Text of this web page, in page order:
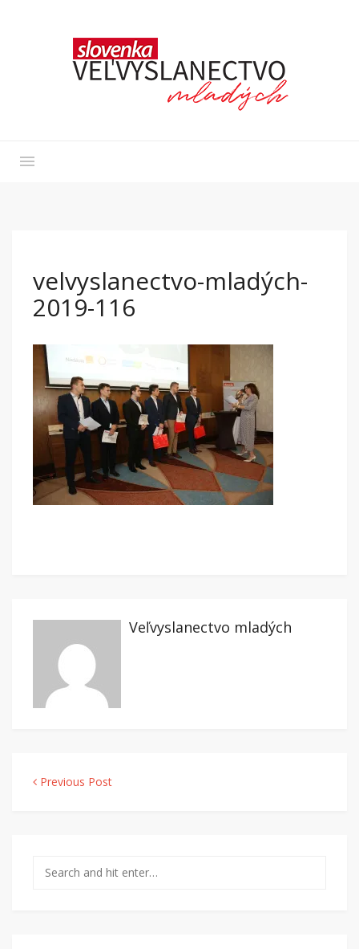
velvyslanectvo-mladých-
2019-116
Veľvyslanectvo mladých
Navigácia v článku
Previous Post